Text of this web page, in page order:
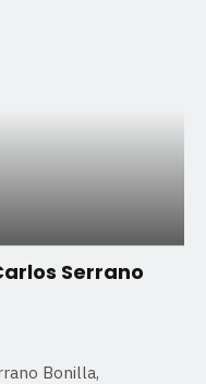
Serrano
Bonilla,